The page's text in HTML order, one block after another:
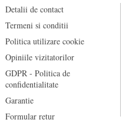
Detalii de contact
Termeni si conditii
Politica utilizare cookie
Opiniile vizitatorilor
GDPR - Politica de
confidentialitate
Garantie
Formular retur